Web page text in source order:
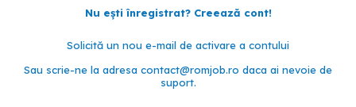
Nu ești înregistrat? Creează cont!
Solicită un nou e-mail de activare a contului
Sau scrie-ne la adresa contact@romjob.ro daca ai nevoie de
suport.